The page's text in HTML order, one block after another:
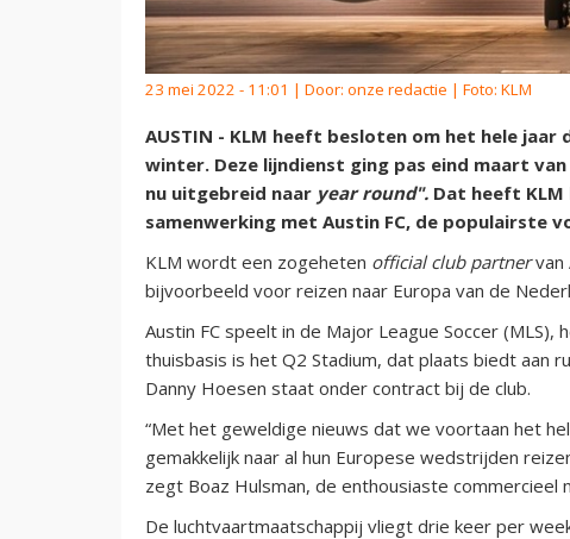
23 mei 2022 - 11:01 | Door: onze redactie | Foto: KLM
AUSTIN - KLM heeft besloten om het hele
winter. Deze lijndienst ging pas eind maart
nu uitgebreid naar year round". Dat heeft
samenwerking met Austin FC, de populairste
KLM wordt een zogeheten official club partnervan
bijvoorbeeld voor reizen naar Europa van de
Austin FC speelt in de Major League Soccer
thuisbasis is het Q2 Stadium, dat plaats biedt aan
Danny Hoesen staat onder contract bij de club.
“Met het geweldige nieuws dat we voortaan het
gemakkelijk naar al hun Europese wedstrijden
zegt Boaz Hulsman, de enthousiaste commercieel
De luchtvaartmaatschappij vliegt drie keer per